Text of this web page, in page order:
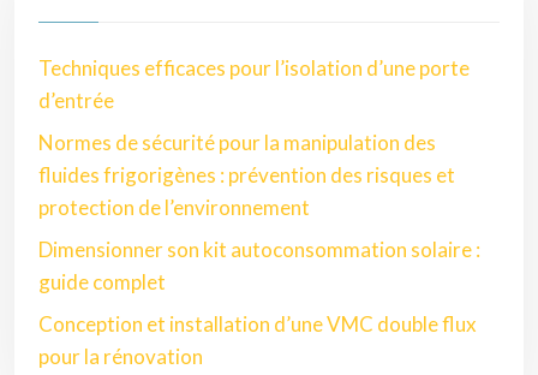
Techniques efficaces pour l’isolation d’une porte
d’entrée
Normes de sécurité pour la manipulation des
fluides frigorigènes : prévention des risques et
protection de l’environnement
Dimensionner son kit autoconsommation solaire :
guide complet
Conception et installation d’une VMC double flux
pour la rénovation